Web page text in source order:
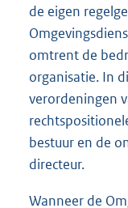
de eigen
omtrent de
organisatie. In
verordeningen
bestuur en de
directeur.
Wanneer de